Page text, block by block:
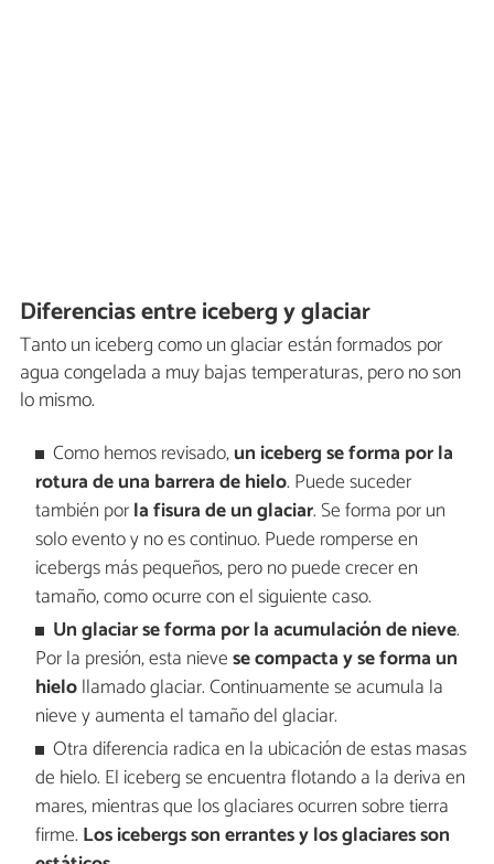
Diferencias entre iceberg y glaciar
Tanto un iceberg como un glaciar están formados por
agua congelada a muy bajas temperaturas, pero no son
lo mismo.
Como hemos revisado,un iceberg se forma por la
rotura de una barrera de hielo. Puede suceder
también porla fisura de un glaciar. Se forma por un
solo evento y no es continuo. Puede romperse en
icebergs más pequeños, pero no puede crecer en
tamaño, como ocurre con el siguiente caso.
Un glaciar se forma por la acumulación de nieve.
Por la presión, esta nievese compacta y se forma un
hielollamado glaciar. Continuamente se acumula la
nieve y aumenta el tamaño del glaciar.
Otra diferencia radica en la ubicación de estas masas
de hielo. El iceberg se encuentra flotando a la deriva en
mares, mientras que los glaciares ocurren sobre tierra
firme. Los icebergs son errantes y los glaciares son